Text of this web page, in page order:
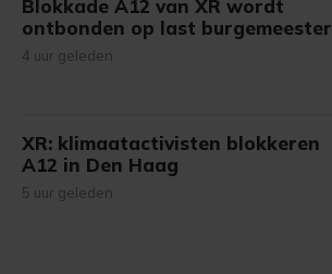
Blokkade A12 van XR wordt
ontbonden op last burgemeester
4 uur geleden
XR: klimaatactivisten blokkeren
A12 in Den Haag
5 uur geleden